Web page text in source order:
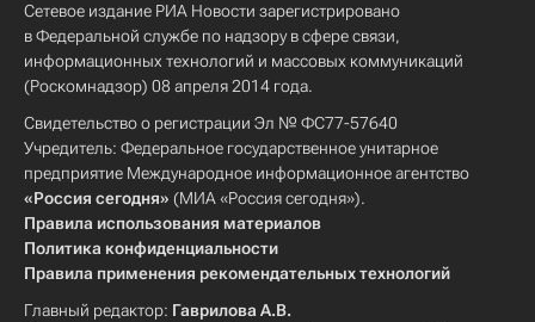
Сетевое издание РИА Новости зарегистрировано
в Федеральной службе по надзору в сфере связи,
информационных технологий и массовых коммуникаций
(Роскомнадзор) 08 апреля 2014 года.
Свидетельство о регистрации Эл № ФС77-57640
Учредитель: Федеральное государственное унитарное
предприятие Международное информационное агентство
«Россия сегодня» (МИА «Россия сегодня»).
Правила использования материалов
Политика конфиденциальности
Правила применения рекомендательных технологий
Главный редактор: Гаврилова А.В.